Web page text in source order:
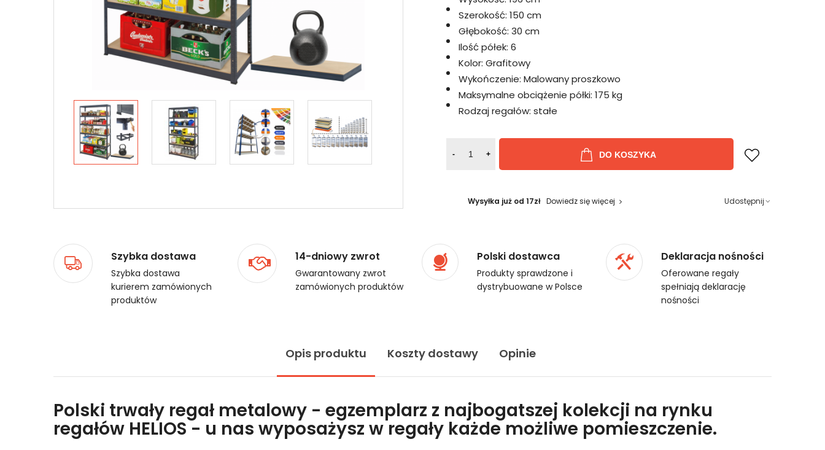
Szerokość: 150 cm
Głębokość: 30 cm
Ilość półek: 6
Kolor: Grafitowy
Wykończenie: Malowany proszkowo
Maksymalne obciążenie półki: 175 kg
Rodzaj regałów: stałe
- + DO KOSZYKA
Wysyłka już od 17zł Dowiedz się więcej Udostępnij
Szybka dostawa
Szybka dostawa
kurierem zamówionych
produktów
14-dniowy zwrot
Gwarantowany zwrot
zamówionych produktów
Polski dostawca
Produkty sprawdzone i
dystrybuowane w Polsce
Deklaracja nośności
Oferowane regały
spełniają deklarację
nośności
Opis produktu Koszty dostawy Opinie
Polski trwały regał metalowy - egzemplarz z najbogatszej kolekcji na rynku
regałów HELIOS - u nas wyposażysz w regały każde możliwe pomieszczenie.